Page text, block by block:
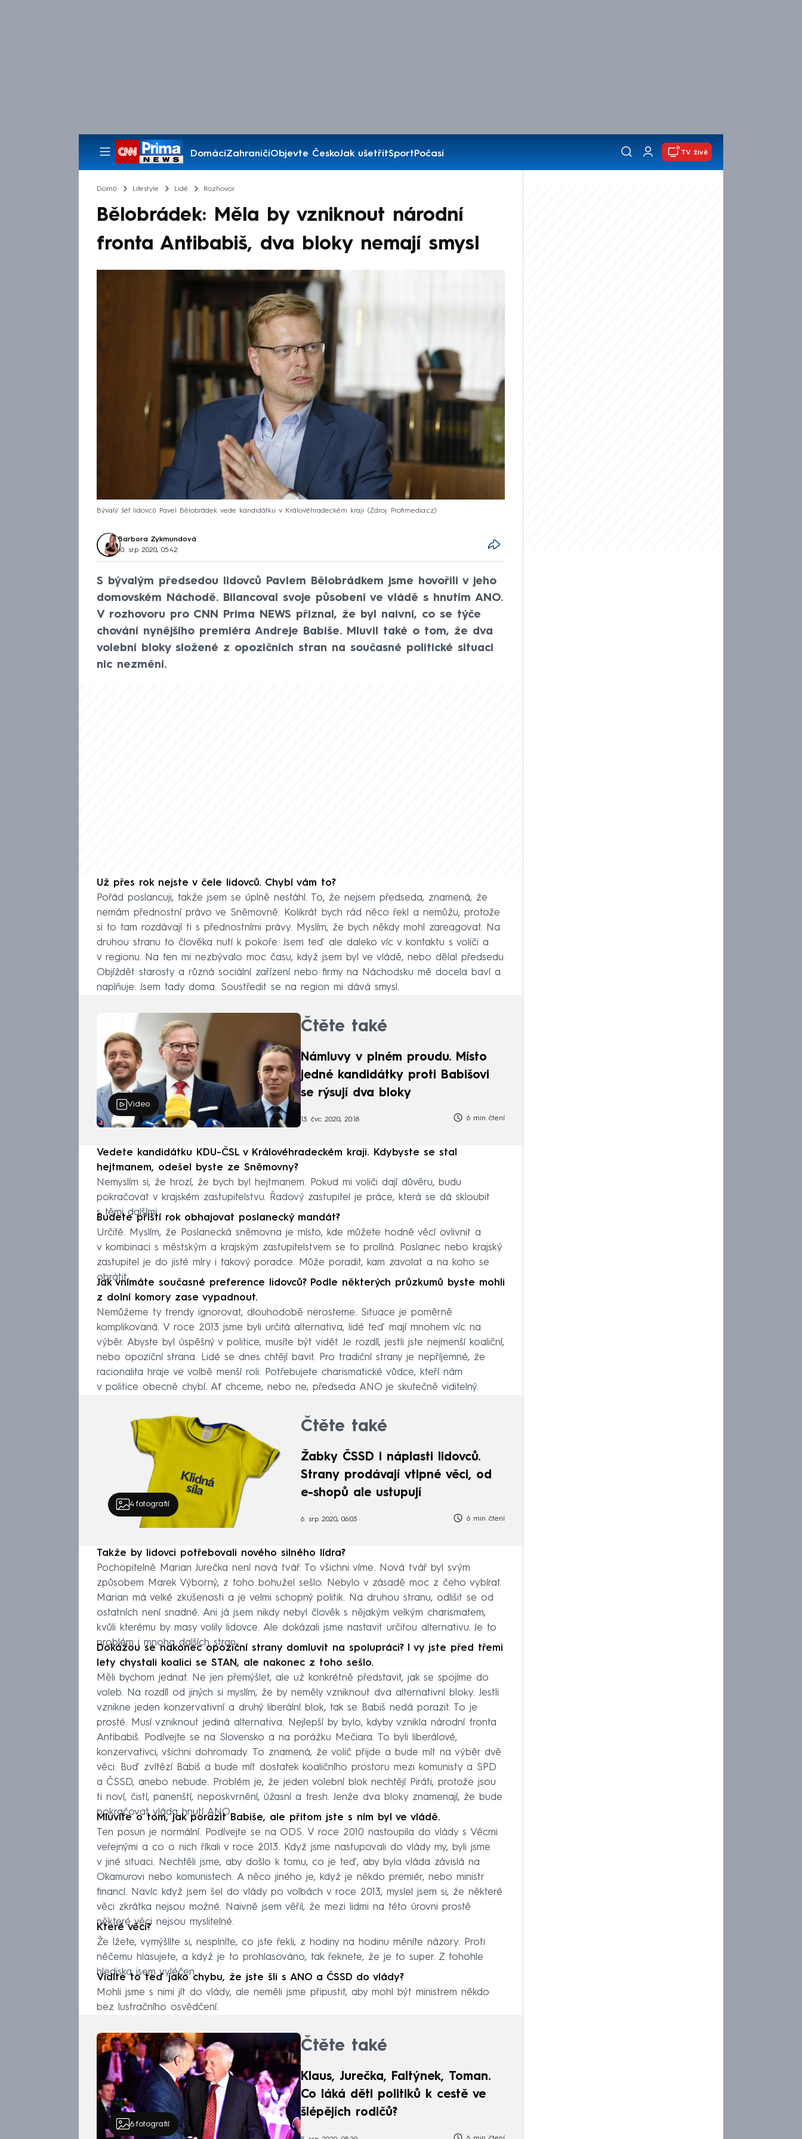
DomácíZahraničíObjevte ČeskoJak ušetřitSportPočasí
Pořady
TV živě
Domů Lifestyle Lidé Rozhovor
Bělobrádek: Měla by vzniknout národní
fronta Antibabiš, dva bloky nemají smysl
Bývalý šéf lidovců Pavel Bělobrádek vede kandidátku v Královéhradeckém kraji Zdroj: Profimedia.cz
Barbora Zykmundová
10. srp 2020, 05:42
S bývalým předsedou lidovců Pavlem Bělobrádkem jsme hovořili v jeho
domovském Náchodě. Bilancoval svoje působení ve vládě s hnutím ANO.
V rozhovoru pro CNN Prima NEWS přiznal, že byl naivní, co se týče
chování nynějšího premiéra Andreje Babiše. Mluvil také o tom, že dva
volební bloky složené z opozičních stran na současné politické situaci
nic nezmění.
Už přes rok nejste v čele lidovců. Chybí vám to?
Pořád poslancuji, takže jsem se úplně nestáhl. To, že nejsem předseda, znamená, že
nemám přednostní právo ve Sněmovně. Kolikrát bych rád něco řekl a nemůžu, protože
si to tam rozdávají ti s přednostními právy. Myslím, že bych někdy mohl zareagovat. Na
druhou stranu to člověka nutí k pokoře. Jsem teď ale daleko víc v kontaktu s voliči a
v regionu. Na ten mi nezbývalo moc času, když jsem byl ve vládě, nebo dělal předsedu.
Objíždět starosty a různá sociální zařízení nebo firmy na Náchodsku mě docela baví a
naplňuje. Jsem tady doma. Soustředit se na region mi dává smysl.
Video
Čtěte také
Námluvy v plném proudu. Místo
jedné kandidátky proti Babišovi
se rýsují dva bloky
13. čvc 2020, 20:18 6 min čtení
Vedete kandidátku KDU-ČSL v Královéhradeckém kraji. Kdybyste se stal
hejtmanem, odešel byste ze Sněmovny?
Nemyslím si, že hrozí, že bych byl hejtmanem. Pokud mi voliči dají důvěru, budu
pokračovat v krajském zastupitelstvu. Řadový zastupitel je práce, která se dá skloubit
s těmi dalšími.
Budete příští rok obhajovat poslanecký mandát?
Určitě. Myslím, že Poslanecká sněmovna je místo, kde můžete hodně věcí ovlivnit a
v kombinaci s městským a krajským zastupitelstvem se to prolíná. Poslanec nebo krajský
zastupitel je do jisté míry i takový poradce. Může poradit, kam zavolat a na koho se
obrátit.
Jak vnímáte současné preference lidovců? Podle některých průzkumů byste mohli
z dolní komory zase vypadnout.
Nemůžeme ty trendy ignorovat, dlouhodobě nerosteme. Situace je poměrně
komplikovaná. V roce 2013 jsme byli určitá alternativa, lidé teď mají mnohem víc na
výběr. Abyste byl úspěšný v politice, musíte být vidět. Je rozdíl, jestli jste nejmenší koaliční,
nebo opoziční strana. Lidé se dnes chtějí bavit. Pro tradiční strany je nepříjemné, že
racionalita hraje ve volbě menší roli. Potřebujete charismatické vůdce, kteří nám
v politice obecně chybí. Ať chceme, nebo ne, předseda ANO je skutečně viditelný.
4 fotografií
Čtěte také
Žabky ČSSD i náplasti lidovců.
Strany prodávají vtipné věci, od
e-shopů ale ustupují
6. srp 2020, 06:03 6 min čtení
Takže by lidovci potřebovali nového silného lídra?
Pochopitelně Marian Jurečka není nová tvář. To všichni víme. Nová tvář byl svým
způsobem Marek Výborný, z toho bohužel sešlo. Nebylo v zásadě moc z čeho vybírat.
Marian má velké zkušenosti a je velmi schopný politik. Na druhou stranu, odlišit se od
ostatních není snadné. Ani já jsem nikdy nebyl člověk s nějakým velkým charismatem,
kvůli kterému by masy volily lidovce. Ale dokázali jsme nastavit určitou alternativu. Je to
problém i mnoha dalších stran.
Dokážou se nakonec opoziční strany domluvit na spolupráci? I vy jste před třemi
lety chystali koalici se STAN, ale nakonec z toho sešlo.
Měli bychom jednat. Ne jen přemýšlet, ale už konkrétně představit, jak se spojíme do
voleb. Na rozdíl od jiných si myslím, že by neměly vzniknout dva alternativní bloky. Jestli
vznikne jeden konzervativní a druhý liberální blok, tak se Babiš nedá porazit. To je
prosté. Musí vzniknout jediná alternativa. Nejlepší by bylo, kdyby vznikla národní fronta
Antibabiš. Podívejte se na Slovensko a na porážku Mečiara. To byli liberálové,
konzervativci, všichni dohromady. To znamená, že volič přijde a bude mít na výběr dvě
věci. Buď zvítězí Babiš a bude mít dostatek koaličního prostoru mezi komunisty a SPD
a ČSSD, anebo nebude. Problém je, že jeden volební blok nechtějí Piráti, protože jsou
ti noví, čistí, panenští, neposkvrnění, úžasní a fresh. Jenže dva bloky znamenají, že bude
pokračovat vláda hnutí ANO.
Mluvíte o tom, jak porazit Babiše, ale přitom jste s ním byl ve vládě.
Ten posun je normální. Podívejte se na ODS. V roce 2010 nastoupila do vlády s Věcmi
veřejnými a co o nich říkali v roce 2013. Když jsme nastupovali do vlády my, byli jsme
v jiné situaci. Nechtěli jsme, aby došlo k tomu, co je teď, aby byla vláda závislá na
Okamurovi nebo komunistech. A něco jiného je, když je někdo premiér, nebo ministr
financí. Navíc když jsem šel do vlády po volbách v roce 2013, myslel jsem si, že některé
věci zkrátka nejsou možné. Naivně jsem věřil, že mezi lidmi na této úrovni prostě
některé věci nejsou myslitelné.
Které věci?
Že lžete, vymýšlíte si, nesplníte, co jste řekli, z hodiny na hodinu měníte názory. Proti
něčemu hlasujete, a když je to prohlasováno, tak řeknete, že je to super. Z tohohle
hlediska jsem vyléčen.
Vidíte to teď jako chybu, že jste šli s ANO a ČSSD do vlády?
Mohli jsme s nimi jít do vlády, ale neměli jsme připustit, aby mohl být ministrem někdo
bez lustračního osvědčení.
6fotografií
Čtěte také
Klaus, Jurečka, Faltýnek, Toman.
Co láká děti politiků k cestě ve
šlépějích rodičů?